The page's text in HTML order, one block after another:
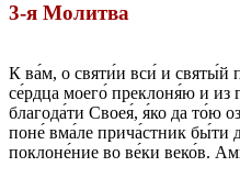
3-я Молитва
К ва́м, о святи́и вси́ и святы́й
се́рдца моего́ преклоня́ю и
благода́ти Своея́, я́ко да то́ю
поне́ вма́ле прича́стник бы́ти
поклоне́ние во ве́ки веко́в.